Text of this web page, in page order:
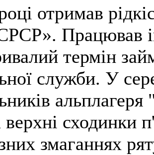
отримав
Працював
термін
служби. У
сходинки
змаганнях